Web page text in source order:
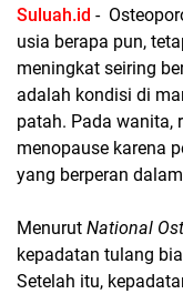
Suluah.id -
usia berapa pun,
meningkat seiring
adalah kondisi di
patah. Pada wanita,
menopause karena
yang berperan
Menurut National
kepadatan tulang
Setelah itu,